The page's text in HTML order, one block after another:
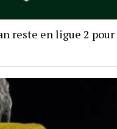
reste en ligue 2